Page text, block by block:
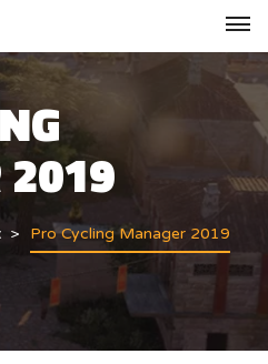
2019
Pro Cycling Manager 2019